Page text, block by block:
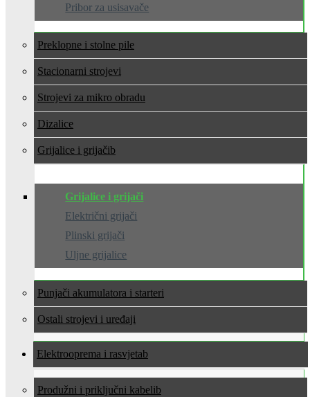
Pribor za usisavače
Preklopne i stolne pile
Stacionarni strojevi
Strojevi za mikro obradu
Dizalice
Grijalice i grijači
Grijalice i grijači
Električni grijači
Plinski grijači
Uljne grijalice
Punjači akumulatora i starteri
Ostali strojevi i uređaji
Elektrooprema i rasvjeta
Produžni i priključni kabeli